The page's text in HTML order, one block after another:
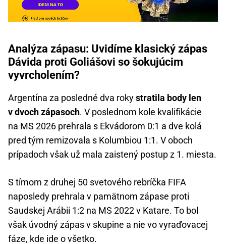
Analýza zápasu: Uvidíme klasický zápas
Dávida proti Goliášovi so šokujúcim
vyvrcholením?
Argentína za posledné dva rokystratila body len
v dvoch zápasoch. V poslednom kole kvalifikácie
na MS 2026 prehrala s Ekvádorom 0:1 a dve kolá
pred tým remizovala s Kolumbiou 1:1. V oboch
prípadoch však už mala zaistený postup z 1. miesta.
S tímom z druhej 50 svetového rebríčka FIFA
naposledy prehrala v pamätnom zápase proti
Saudskej Arábii 1:2 na MS 2022 v Katare. To bol
však úvodný zápas v skupine a nie vo vyraďovacej
fáze, kde ide o všetko.